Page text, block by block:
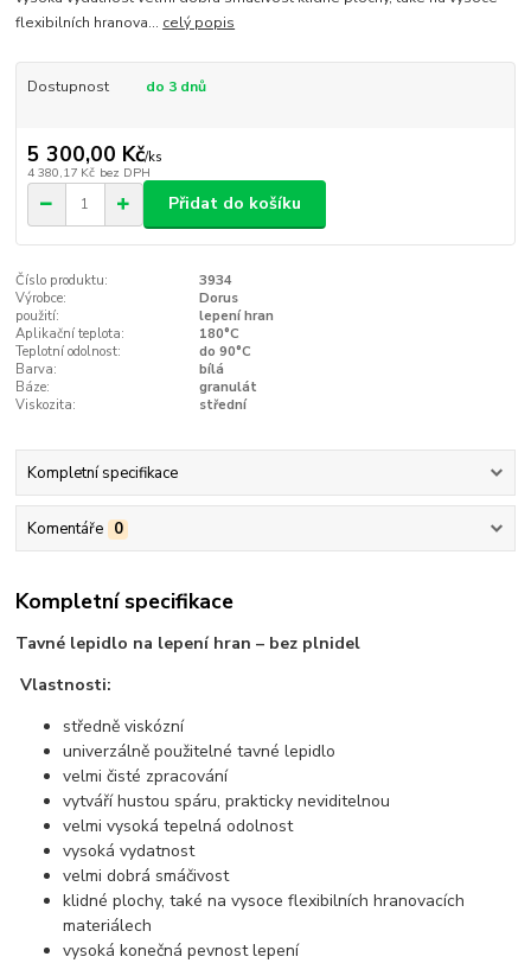
flexibilních hranova... celý popis
Dostupnost do 3 dnů
5 300,00 Kč/ks
4 380,17 Kč bez DPH
Přidat do košíku
Číslo produktu:
3934
Výrobce:
Dorus
použití:
lepení hran
Aplikační teplota:
180°C
Teplotní odolnost:
do 90°C
Barva:
bílá
Báze:
granulát
Viskozita:
střední
Kompletní specifikace
Komentáře 0
Kompletní specifikace
Tavné lepidlo na lepení hran – bez plnidel
Vlastnosti:
středně viskózní
univerzálně použitelné tavné lepidlo
velmi čisté zpracování
vytváří hustou spáru, prakticky neviditelnou
velmi vysoká tepelná odolnost
vysoká vydatnost
velmi dobrá smáčivost
klidné plochy, také na vysoce flexibilních hranovacích
materiálech
vysoká konečná pevnost lepení